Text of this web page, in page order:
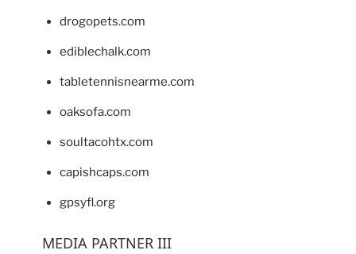
drogopets.com
ediblechalk.com
tabletennisnearme.com
oaksofa.com
soultacohtx.com
capishcaps.com
gpsyfl.org
MEDIA PARTNER III